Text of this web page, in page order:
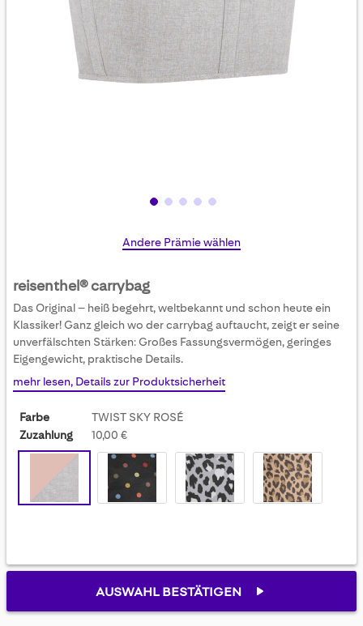
Skip
of
the
images
gallery
Andere Prämie wählen
reisenthel® carrybag
Das Original – heiß begehrt, weltbekannt und schon heute ein
Klassiker! Ganz gleich wo der carrybag auftaucht, zeigt er seine
unverfälschten Stärken: Großes Fassungsvermögen, geringes
Eigengewicht, praktische Details.
mehr lesen, Details zur Produktsicherheit
Farbe
TWIST SKY ROSÉ
Zuzahlung
10,00 €
AUSWAHL BESTÄTIGEN